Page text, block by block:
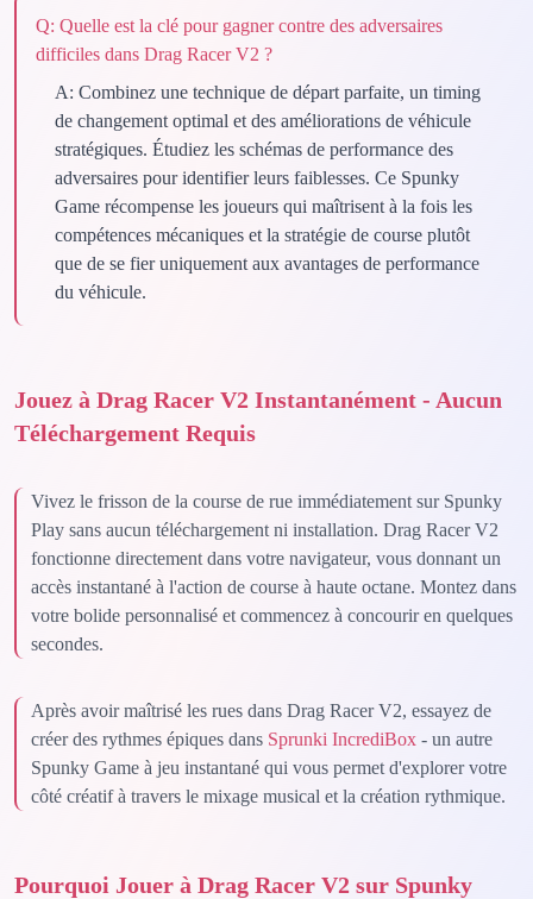
Q: Quelle est la clé pour gagner contre des adversaires
difficiles dans Drag Racer V2 ?
A: Combinez une technique de départ parfaite, un timing
de changement optimal et des améliorations de véhicule
stratégiques. Étudiez les schémas de performance des
adversaires pour identifier leurs faiblesses. Ce Spunky
Game récompense les joueurs qui maîtrisent à la fois les
compétences mécaniques et la stratégie de course plutôt
que de se fier uniquement aux avantages de performance
du véhicule.
Jouez à Drag Racer V2 Instantanément - Aucun
Téléchargement Requis
Vivez le frisson de la course de rue immédiatement sur Spunky
Play sans aucun téléchargement ni installation. Drag Racer V2
fonctionne directement dans votre navigateur, vous donnant un
accès instantané à l'action de course à haute octane. Montez dans
votre bolide personnalisé et commencez à concourir en quelques
secondes.
Après avoir maîtrisé les rues dans Drag Racer V2, essayez de
créer des rythmes épiques dans Sprunki IncrediBox - un autre
Spunky Game à jeu instantané qui vous permet d'explorer votre
côté créatif à travers le mixage musical et la création rythmique.
Pourquoi Jouer à Drag Racer V2 sur Spunky